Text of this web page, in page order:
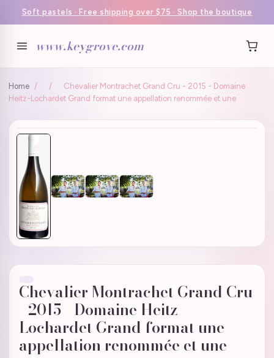
Soft pastels · Free shipping over $75 · Shop the boutique
www.keygrove.com
Home / /
Chevalier Montrachet Grand Cru - 2015 - Domaine
Heitz-Lochardet Grand format une appellation renommée et une
Chevalier Montrachet Grand Cru
- 2015 - Domaine Heitz-
Lochardet Grand format une
appellation renommée et une